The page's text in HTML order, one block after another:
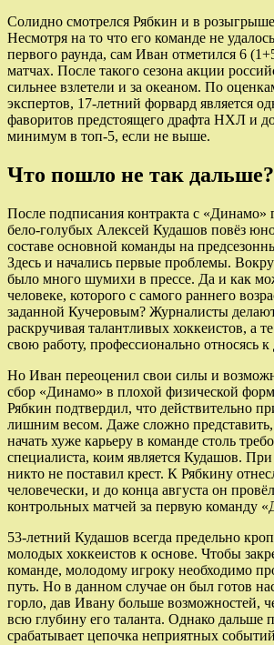
Солидно смотрелся Рябкин и в
Несмотря на то что его команде не
первого раунда, сам Иван отметился 6
матчах. После такого сезона акции
сильнее взлетели и за океаном. По
экспертов, 17-летний форвард является
фаворитов предстоящего драфта НХЛ и
минимум в топ-5, если не выше.
Что пошло не так дальше?
После подписания контракта с «Динамо»
бело-голубых Алексей Кудашов повёз
составе основной команды на
Здесь и начались первые проблемы.
было много шумихи в прессе. Да и как
человеке, которого с самого раннего
заданной Кучеровым? Журналисты
раскручивая талантливых хоккеистов, а
свою работу, профессионально относясь к
Но Иван переоценил свои силы и
сбор «Динамо» в плохой физической
Рябкин подтвердил, что действительно
лишним весом. Даже сложно
начать хуже карьеру в команде столь
специалиста, коим является Кудашов.
никто не поставил крест. К Рябкину
человечески, и до конца августа он
контрольных матчей за первую команду
53-летний Кудашов всегда предельно
молодых хоккеистов к основе. Чтобы
команде, молодому игроку необходимо
путь. Но в данном случае он был готов
горло, дав Ивану больше возможностей,
всю глубину его таланта. Однако дальше
срабатывает цепочка неприятных